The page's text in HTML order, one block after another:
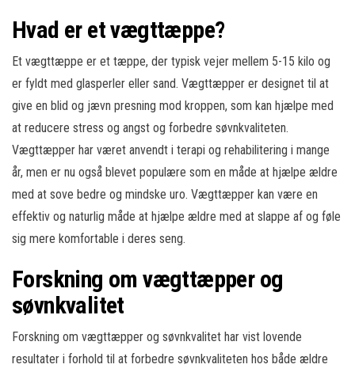
Hvad er et vægttæppe?
Et vægttæppe er et tæppe, der typisk vejer mellem 5-15 kilo og
er fyldt med glasperler eller sand. Vægttæpper er designet til at
give en blid og jævn presning mod kroppen, som kan hjælpe med
at reducere stress og angst og forbedre søvnkvaliteten.
Vægttæpper har været anvendt i terapi og rehabilitering i mange
år, men er nu også blevet populære som en måde at hjælpe ældre
med at sove bedre og mindske uro. Vægttæpper kan være en
effektiv og naturlig måde at hjælpe ældre med at slappe af og føle
sig mere komfortable i deres seng.
Forskning om vægttæpper og
søvnkvalitet
Forskning om vægttæpper og søvnkvalitet har vist lovende
resultater i forhold til at forbedre søvnkvaliteten hos både ældre